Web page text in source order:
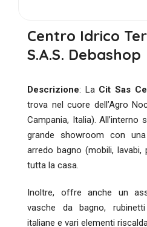
Centro Idrico
S.A.S. Debashop
Descrizione: La Cit Sas
trova nel cuore dell’Agro
Campania, Italia). All’interno
grande showroom con
arredo bagno (mobili, lavabi,
tutta la casa.
Inoltre, offre anche un
vasche da bagno,
italiane e vari elementi